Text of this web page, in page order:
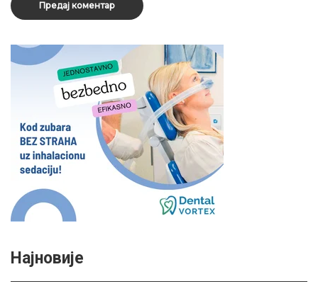
Најновије